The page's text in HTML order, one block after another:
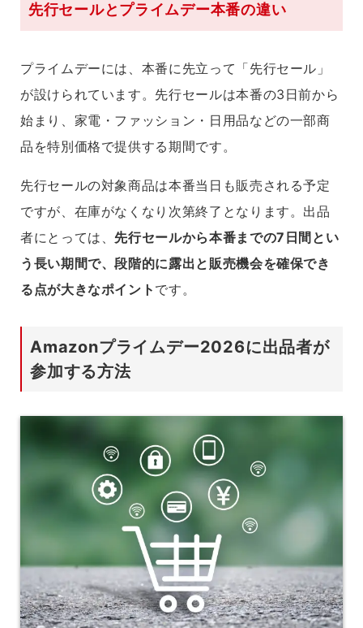
先行セールとプライムデー本番の違い
プライムデーには、本番に先立って「先行セール」
が設けられています。先行セールは本番の3日前から
始まり、家電・ファッション・日用品などの一部商
品を特別価格で提供する期間です。
先行セールの対象商品は本番当日も販売される予定
ですが、在庫がなくなり次第終了となります。出品
者にとっては、 先行セールから本番までの7日間とい
う長い期間で、段階的に露出と販売機会を確保でき
る点が大きなポイント です。
Amazonプライムデー2026に出品者が
参加する方法